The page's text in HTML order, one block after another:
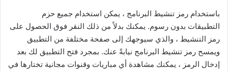
باستخدام رمز تنشيط البرنامج ، يمكن استخدام جميع حزم
التطبيقات بدون رسوم. يمكنك بدلاً من ذلك النقر فوق الحصول على
رمز التنشيط ، والذي سيوجهك إلى صفحة مختلفة من التطبيق
ويمسح رمز تنشيط البرنامج نيابةً عنك. بمجرد فتح التطبيق لك بعد
إدخال الرمز ، يمكنك مشاهدة أي مباريات وقنوات مجانية تختارها في